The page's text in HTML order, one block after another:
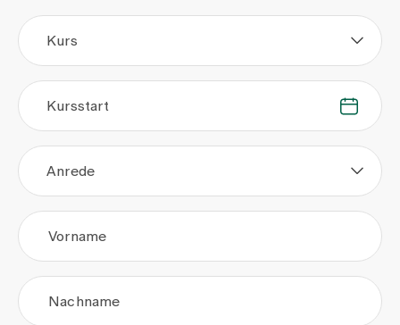
Kurs
. .
Kursstart
Anrede
Vorname
Nachname